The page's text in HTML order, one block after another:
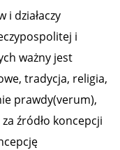
i działaczy
i
ważny jest
tradycja, religia,
prawdy(verum),
źródło koncepcji